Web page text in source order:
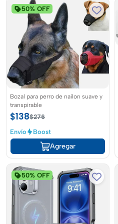
50% OFF
Bozal para perro de nailon suave y
transpirable
$138$276
Envío Boost
Agregar
50% OFF